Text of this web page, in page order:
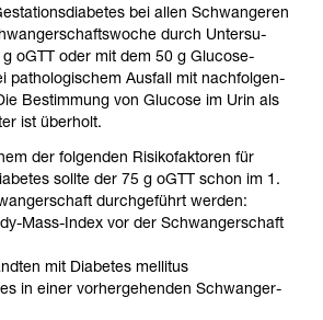
bei allen Schwan­ge­ren
durch Unter­su­
oGTT oder mit dem 50 g Glu­cose-​
patho­lo­gi­schem Aus­fall mit nach­fol­gen­
Bestim­mung von Glu­cose im Urin als
ist über­holt.
der fol­gen­den Risi­ko­fak­to­ren für
sollte der 75 g oGTT schon im 1.
durch­ge­führt wer­den:
​Mass-​Index vor der Schwan­ger­schaft
mit Dia­be­tes mel­li­tus
in einer vor­her­ge­hen­den Schwan­ger­